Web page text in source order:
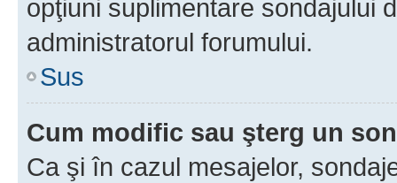
opţiuni suplimentare sondajului
administratorul forumului.
Sus
Cum modific sau şterg un
Ca şi în cazul mesajelor,